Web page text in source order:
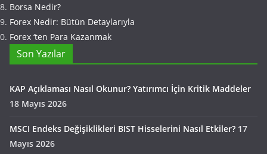
Borsa Nedir?
Forex Nedir: Bütün Detaylarıyla
Forex ‘ten Para Kazanmak
Son Yazılar
KAP Açıklaması Nasıl Okunur? Yatırımcı İçin Kritik Maddeler
18 Mayıs 2026
MSCI Endeks Değişiklikleri BIST Hisselerini Nasıl Etkiler? 17
Mayıs 2026